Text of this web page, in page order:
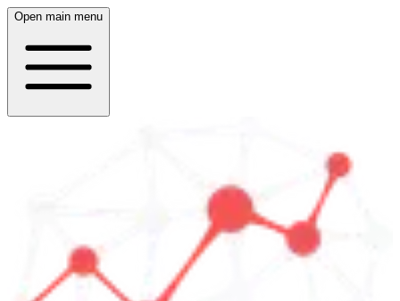
Open main menu